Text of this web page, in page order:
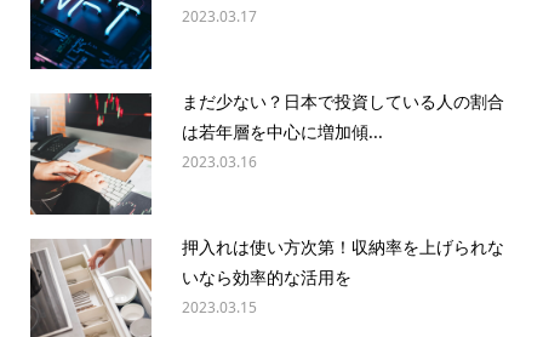
2023.03.17
まだ少ない？日本で投資している人の割合
は若年層を中心に増加傾...
2023.03.16
押入れは使い方次第！収納率を上げられな
いなら効率的な活用を
2023.03.15